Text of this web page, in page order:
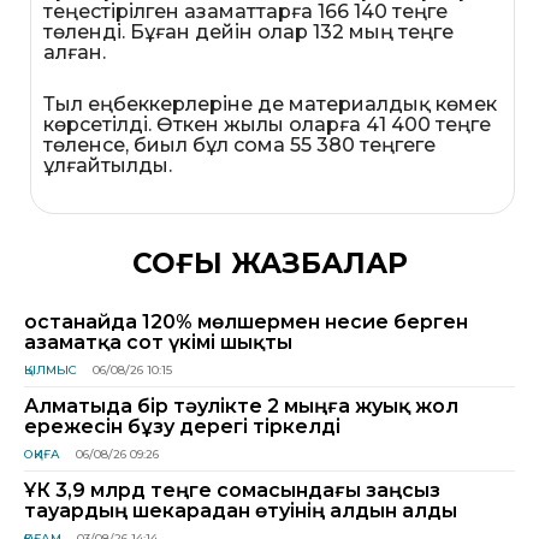
теңестірілген азаматтарға 166 140 теңге
төленді. Бұған дейін олар 132 мың теңге
алған.
Тыл еңбеккерлеріне де материалдық көмек
көрсетілді. Өткен жылы оларға 41 400 теңге
төленсе, биыл бұл сома 55 380 теңгеге
ұлғайтылды.
СОҢҒЫ ЖАЗБАЛАР
Қостанайда 120% мөлшермен несие берген
азаматқа сот үкімі шықты
ҚЫЛМЫС 06/08/26 10:15
Алматыда бір тәулікте 2 мыңға жуық жол
ережесін бұзу дерегі тіркелді
ОҚИҒА 06/08/26 09:26
ҰҚК 3,9 млрд теңге сомасындағы заңсыз
тауардың шекарадан өтуінің алдын алды